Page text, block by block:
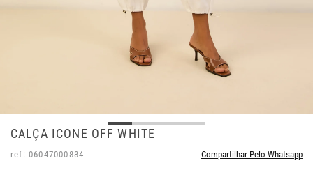
CALÇA ICONE OFF WHITE
ref: 06047000834 Compartilhar Pelo Whatsapp